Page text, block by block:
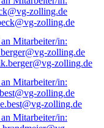
zolling.de
zolling.de
zolling.de